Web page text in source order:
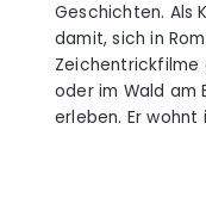
Geschichten. Als
damit, sich in
Zeichentrickfilme
oder im Wald am
erleben. Er wohnt